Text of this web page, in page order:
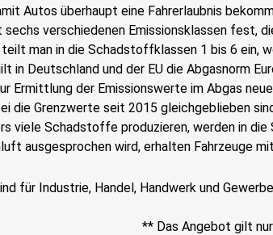
Autos überhaupt eine Fahrerlaubnis
sechs verschiedenen Emissionsklassen fest,
man in die Schadstoffklassen 1 bis 6 ein,
in Deutschland und der EU die Abgasnorm
Ermittlung der Emissionswerte im Abgas
die Grenzwerte seit 2015 gleichgeblieben
viele Schadstoffe produzieren, werden in
ausgesprochen wird, erhalten Fahrzeuge
für Industrie, Handel, Handwerk und
** Das Angebot gilt